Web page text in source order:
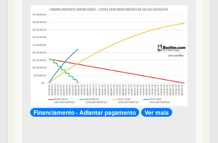
Financiamento - Adiantar pagamento Ver mais